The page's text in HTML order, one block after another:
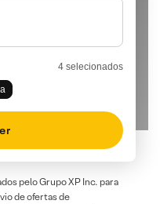
4 selecionados
pelo Grupo XP Inc. para
de ofertas de